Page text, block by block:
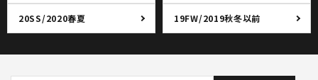
20SS/2020春夏 19FW/2019秋冬以前